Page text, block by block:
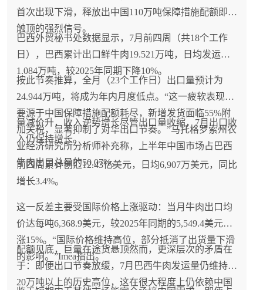
首次出现下滑，释放出中国110万吨保障措施配额即将
触顶的强烈信号。
巴西外贸秘书处数据显示，7月前四周（共18个工作
日），巴西累计出口鲜牛肉19.521万吨，日均发运
1.084万吨，较2025年同期下降10%。
按此节奏推算，全月（23个工作日）出口量预计为
24.944万吨，将成为年内月度低点。“这一疲软表现主
要源于中国保障措施配额耗尽，新增发货面临55%附
加关税，显著抑制了对华出口节奏。”马托格罗索州农
业经济研究所分析师补充称，上半年中国市场占巴西
牛肉出口总量的50.07%。
量减价升，收入逆势增长尽管出口量收缩，7月出口收
入仍保持增长。
前四周累计创汇12.43亿美元，日均6,907万美元，同比
增长3.4%。
这一反差主要受国际价格上涨驱动：当月牛肉出口均
价达每吨6,368.9美元，较2025年同期的5,549.4美元上
涨15%。“国际价格维持高位，部分抵消了出货量下滑
的影响。”Imea指出。
配额见底，巨量在途货悬顶然而，更深层次的矛盾在
于：即便出口节奏放缓，7月巴西牛肉发运量仍维持在
20万吨以上的历史高位，这在很大程度上仍依赖中国